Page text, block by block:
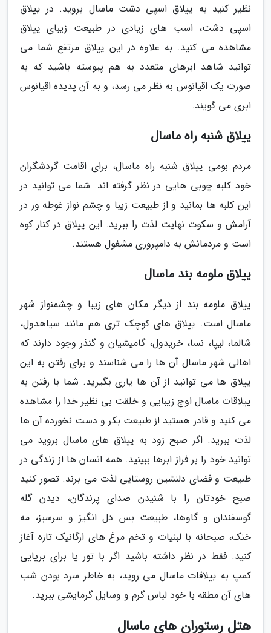
نظیر کنید به ییلاق اسپی دشت ماسال بروید. در ییلاق
اسپی دشت، اسب های زیادی در طبیعت زیبای ییلاق
مشاهده می کنید. به علاوه در این ییلاق مرتفع شما می
توانید شاهد ابرهای متعدد به هم پیوسته باشید که به
صورت یک اقیانوس به نظر می رسد، و به آن پدیده اقیانوس
ابری می گویند.
ییلاق شنبه راه ماسال
مردم بومی ییلاق شنبه راه ماسال، برای اقامت گردشگران
خود کلبه چوبی هایی در نظر گرفته اند. شما می توانید در
این کلبه ها بمانید و از طبیعت زیبا و چشم نواز غوطه ور در
آرامش و سکوت نهایت لذت را ببرید. این ییلاق در کنار کوه
است و مردمانش به دامپروری مشغول هستند.
ییلاق ملومه بند ماسال
ییلاق ملومه بند از دیگر مکان های زیبا و چشمنواز شهر
ماسال است. ییلاق های کوچک تری هم مانند سیاهدول،
شالما، لیپا، نسا، خریدول، گامیشیان و گنذر وجود دارند که
اهالی شهر ماسال آن ها را می شناسند و برای رفتن به این
ییلاق ها می توانید از آن ها یاری بگیرید. شما با رفتن به
ییلاقات ماسال اوج زیبایی و خلقت بی نظیر خدا را مشاهده
می کنید و قادر هستید از طبیعت بکر و دست نخورده آن ها
لذت ببرید. اگر صبح زود به ییلاق های ماسال بروید می
توانید خود را بر فراز ابرها ببینید. همه انسان ها از زندگی در
طبیعت و فضای دلنشین روستایی لذت می برند. تصور کنید
صبح خودتان را با شنیدن صدای پرندگان، دیدن گله
گوسفندان و گاوها، طبیعت بس دل انگیز و سرسبز، مه
خنک، صبحانه با لبنیات و تخم مرغ های ارگانیک تازه آغاز
کنید. فقط در نظر داشته باشید اگر با تور یا برای برپایی
کمپ به ییلاقات ماسال می روید، به خاطر سرد بودن شب
های آن مطقه با خود لباس گرم و وسایل گرمایشی ببرید.
هتل رستوران های ماسال